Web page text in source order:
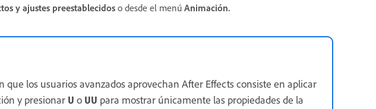
y ajustes preestablecidos o desde el menú Animación.
los usuarios avanzados aprovechan After Effects consiste en aplicar
y presionar U o UU para mostrar únicamente las propiedades de la